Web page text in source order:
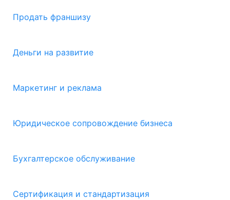
Продать франшизу
Деньги на развитие
Маркетинг и реклама
Юридическое сопровождение бизнеса
Бухгалтерское обслуживание
Сертификация и стандартизация